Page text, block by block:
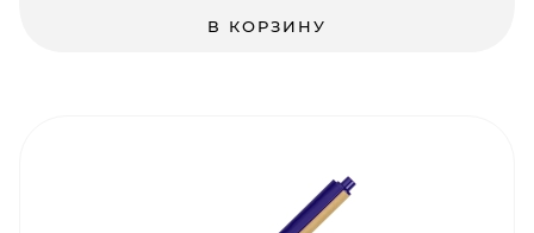
В КОРЗИНУ